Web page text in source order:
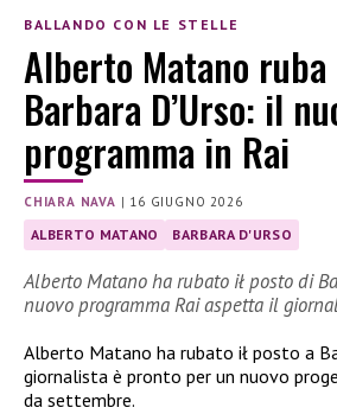
BALLANDO CON LE STELLE
Alberto Matano
Barbara D’Urso: il
programma in Rai
CHIARA NAVA | 16 GIUGNO 2026
ALBERTO MATANO BARBARA D'URSO
Alberto Matano ha rubato ił posto di
nuovo programma Rai aspetta il
Alberto Matano ha rubato ił posto a
giornalista è pronto per un nuovo
da settembre.